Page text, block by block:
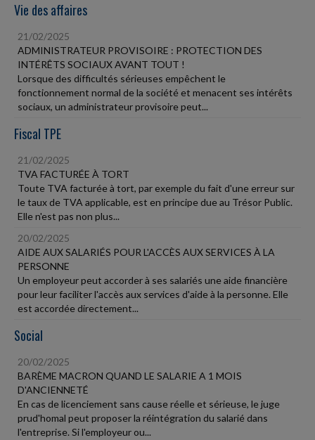
Vie des affaires
21/02/2025
ADMINISTRATEUR PROVISOIRE : PROTECTION DES
INTÉRÊTS SOCIAUX AVANT TOUT !
Lorsque des difficultés sérieuses empêchent le
fonctionnement normal de la société et menacent ses intérêts
sociaux, un administrateur provisoire peut...
Fiscal TPE
21/02/2025
TVA FACTURÉE À TORT
Toute TVA facturée à tort, par exemple du fait d'une erreur sur
le taux de TVA applicable, est en principe due au Trésor Public.
Elle n'est pas non plus...
20/02/2025
AIDE AUX SALARIÉS POUR L'ACCÈS AUX SERVICES À LA
PERSONNE
Un employeur peut accorder à ses salariés une aide financière
pour leur faciliter l'accès aux services d'aide à la personne. Elle
est accordée directement...
Social
20/02/2025
BARÈME MACRON QUAND LE SALARIE A 1 MOIS
D'ANCIENNETÉ
En cas de licenciement sans cause réelle et sérieuse, le juge
prud'homal peut proposer la réintégration du salarié dans
l'entreprise. Si l'employeur ou...